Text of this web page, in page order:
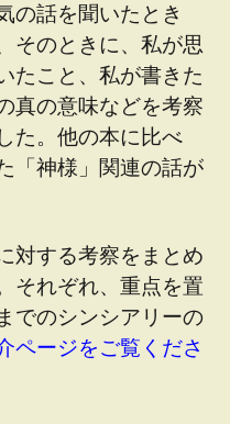
の話を聞いたとき
そのときに、私が思
たこと、私が書きた
真の意味などを考察
た。他の本に比べ
「神様」関連の話が
対する考察をまとめ
それぞれ、重点を置
でのシンシアリーの
ページをご覧くださ